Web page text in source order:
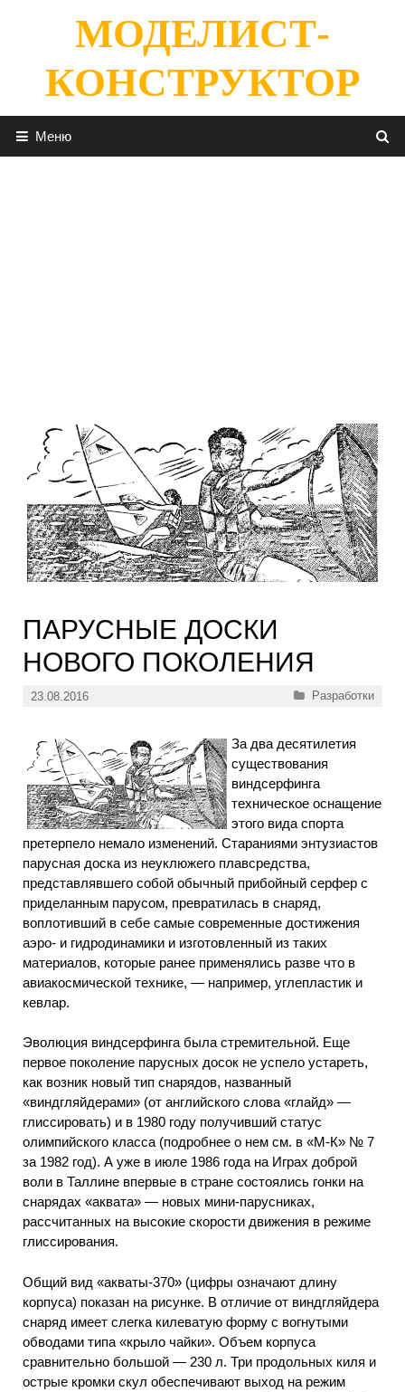
содержимомуМОДЕЛИСТ-
КОНСТРУКТОР
Меню
ПАРУСНЫЕ ДОСКИ
НОВОГО ПОКОЛЕНИЯ
23.08.2016 Рубрики
Разработки
За два десятилетия
существования
виндсерфинга
техническое оснащение
этого вида спорта
претерпело немало изменений. Стараниями энтузиастов
парусная доска из неуклюжего плавсредства,
представлявшего собой обычный прибойный серфер с
приделанным парусом, превратилась в снаряд,
воплотивший в себе самые современные достижения
аэро- и гидродинамики и изготовленный из таких
материалов, которые ранее применялись разве что в
авиакосмической технике, — например, углепластик и
кевлар.
Эволюция виндсерфинга была стремительной. Еще
первое поколение парусных досок не успело устареть,
как возник новый тип снарядов, названный
«виндгляйдерами» (от английского слова «глайд» —
глиссировать) и в 1980 году получивший статус
олимпийского класса (подробнее о нем см. в «М-К» № 7
за 1982 год). А уже в июле 1986 года на Играх доброй
воли в Таллине впервые в стране состоялись гонки на
снарядах «аквата» — новых мини-парусниках,
рассчитанных на высокие скорости движения в режиме
глиссирования.
Общий вид «акваты-370» (цифры означают длину
корпуса) показан на рисунке. В отличие от виндгляйдера
снаряд имеет слегка килеватую форму с вогнутыми
обводами типа «крыло чайки». Объем корпуса
сравнительно большой — 230 л. Три продольных киля и
острые кромки скул обеспечивают выход на режим